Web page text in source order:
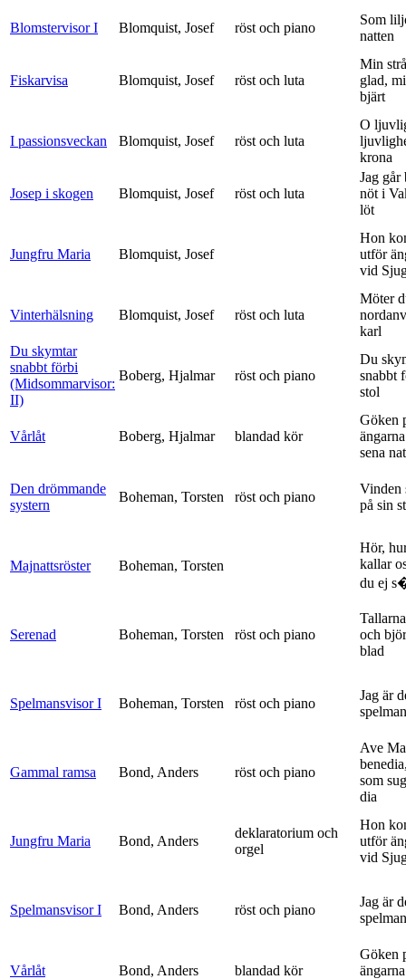
Blomstervisor I Blomquist, Josef röst och piano
Som
natten
Fiskarvisa Blomquist, Josef röst och luta
Min
glad,
bjärt
I passionsveckan Blomquist, Josef röst och luta
O
krona
Josep i skogen Blomquist, Josef röst och luta
Jag går
nöt i
löt
Jungfru Maria Blomquist, Josef
Hon
utför
vid
Vinterhälsning Blomquist, Josef röst och luta
Möter
karl
Du skymtar
snabbt förbi
(Midsommarvisor:
II)
Boberg, Hjalmar röst och piano
Du
snabbt
stol
Vårlåt Boberg, Hjalmar blandad kör
Göken
sena
Den drömmande
systern
Boheman, Torsten röst och piano
Vinden
på sin
Majnattsröster Boheman, Torsten
Hör,
kallar
du ej
Serenad Boheman, Torsten röst och piano
och
blad
Spelmansvisor I Boheman, Torsten röst och piano
Jag är
spelman
Gammal ramsa Bond, Anders röst och piano
Ave
som
dia
Jungfru Maria Bond, Anders
deklaratorium och
orgel
Hon
utför
vid
Spelmansvisor I Bond, Anders röst och piano
Jag är
spelman
Vårlåt Bond, Anders blandad kör
Göken